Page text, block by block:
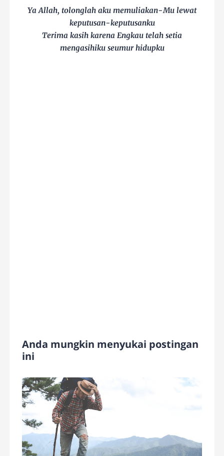
Ya Allah, tolonglah aku memuliakan-Mu lewat
keputusan-keputusanku
Terima kasih karena Engkau telah setia
mengasihiku seumur hidupku
Anda mungkin menyukai postingan
ini